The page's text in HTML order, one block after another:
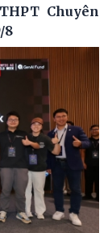
Chuyên
8